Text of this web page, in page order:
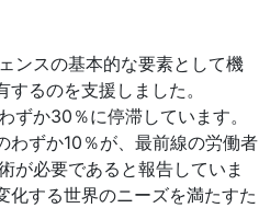
ンスの基本的な要素として機
るのを支援しました。
ずか30％に停滞しています。
わずか10％が、最前線の労働者
が必要であると報告していま
化する世界のニーズを満たすた